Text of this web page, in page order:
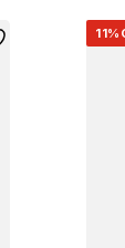
11%